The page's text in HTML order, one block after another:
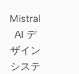
Claude Code
OpenCode
Mistral
AI デ
ザイン
システ